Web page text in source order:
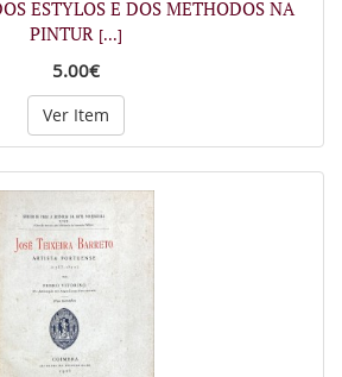
ESTYLOS E DOS METHODOS NA
PINTUR [...]
5.00€
Ver Item